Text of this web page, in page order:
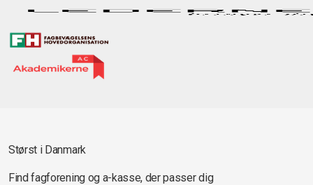
Størst i Danmark
Find fagforening og a-kasse, der passer dig